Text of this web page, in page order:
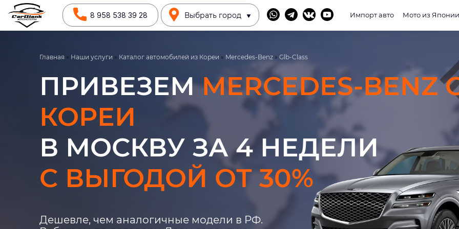
8 958 538 39 28 Выбрать город Импорт авто Мото из Японии
Главная » Наши услуги » Каталог автомобилей из Кореи » Mercedes-Benz » Glb-Class
ПРИВЕЗЕМMERCEDES-BENZ
КОРЕИ
В МОСКВУ ЗА 4 НЕДЕЛИ
С ВЫГОДОЙ ОТ 30%
Дешевле, чем аналогичные модели в РФ.